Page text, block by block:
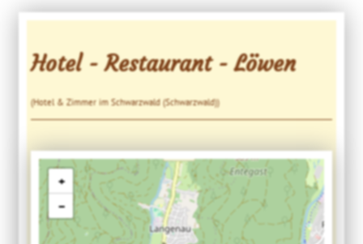
Hotel - Restaurant - Löwen
(Hotel & Zimmer im Schwarzwald (Schwarzwald))
+
−